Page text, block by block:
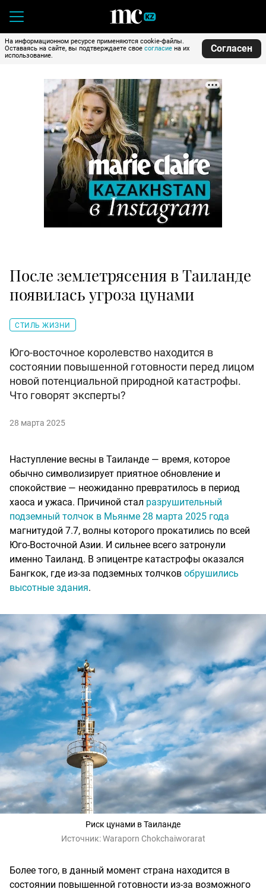
На информационном ресурсе применяются cookie-файлы.
Оставаясь на сайте, вы подтверждаете свое согласие на их
использование.
Согласен
После землетрясения в Таиланде
появилась угроза цунами
СТИЛЬ ЖИЗНИ
Юго-восточное королевство находится в
состоянии повышенной готовности перед лицом
новой потенциальной природной катастрофы.
Что говорят эксперты?
28 марта 2025
Наступление весны в Таиланде — время, которое
обычно символизирует приятное обновление и
спокойствие — неожиданно превратилось в период
хаоса и ужаса. Причиной стал разрушительный
подземный толчок в Мьянме 28 марта 2025 года
магнитудой 7.7, волны которого прокатились по всей
Юго-Восточной Азии. И сильнее всего затронули
именно Таиланд. В эпицентре катастрофы оказался
Бангкок, где из-за подземных толчков обрушились
высотные здания.
Риск цунами в Таиланде
Источник:Waraporn Chokchaiworarat
Более того, в данный момент страна находится в
состоянии повышенной готовности из-за возможного